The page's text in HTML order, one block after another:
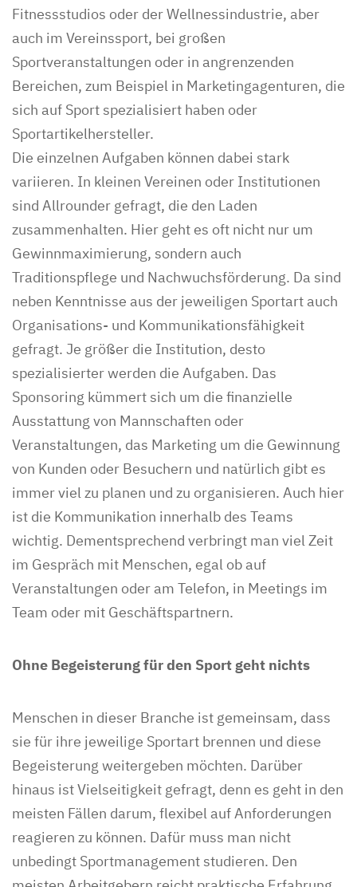
Fitnessstudios oder der Wellnessindustrie, aber
auch im Vereinssport, bei großen
Sportveranstaltungen oder in angrenzenden
Bereichen, zum Beispiel in Marketingagenturen, die
sich auf Sport spezialisiert haben oder
Sportartikelhersteller.
Die einzelnen Aufgaben können dabei stark
variieren. In kleinen Vereinen oder Institutionen
sind Allrounder gefragt, die den Laden
zusammenhalten. Hier geht es oft nicht nur um
Gewinnmaximierung, sondern auch
Traditionspflege und Nachwuchsförderung. Da sind
neben Kenntnisse aus der jeweiligen Sportart auch
Organisations- und Kommunikationsfähigkeit
gefragt. Je größer die Institution, desto
spezialisierter werden die Aufgaben. Das
Sponsoring kümmert sich um die finanzielle
Ausstattung von Mannschaften oder
Veranstaltungen, das Marketing um die Gewinnung
von Kunden oder Besuchern und natürlich gibt es
immer viel zu planen und zu organisieren. Auch hier
ist die Kommunikation innerhalb des Teams
wichtig. Dementsprechend verbringt man viel Zeit
im Gespräch mit Menschen, egal ob auf
Veranstaltungen oder am Telefon, in Meetings im
Team oder mit Geschäftspartnern.
Ohne Begeisterung für den Sport geht nichts
Menschen in dieser Branche ist gemeinsam, dass
sie für ihre jeweilige Sportart brennen und diese
Begeisterung weitergeben möchten. Darüber
hinaus ist Vielseitigkeit gefragt, denn es geht in den
meisten Fällen darum, flexibel auf Anforderungen
reagieren zu können. Dafür muss man nicht
unbedingt Sportmanagement studieren. Den